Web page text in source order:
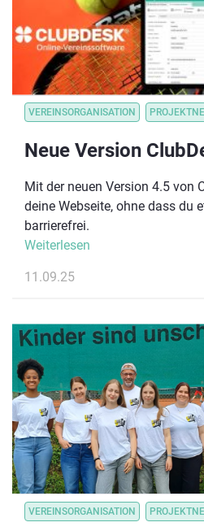
VEREINSORGANISATION
Neue Version
Mit der neuen Version 4.5 von
deine Webseite, ohne dass du
barrierefrei.
Weiterlesen
11.09.25
VEREINSORGANISATION